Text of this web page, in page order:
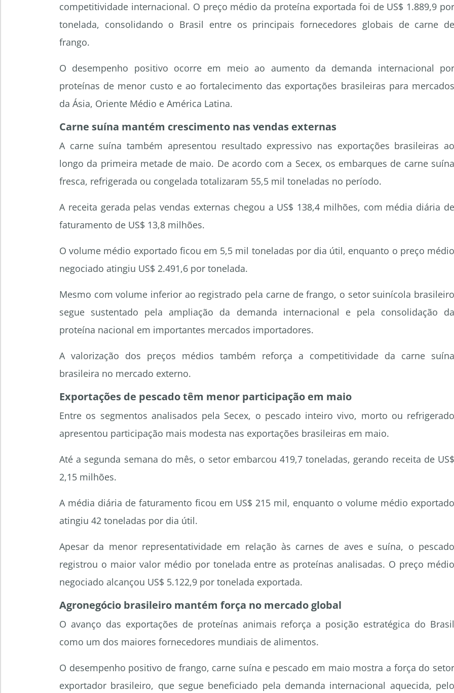
competitividade internacional. O preço médio da proteína exportada foi de US$ 1.889,9 por
tonelada, consolidando o Brasil entre os principais fornecedores globais de carne de
frango.
O desempenho positivo ocorre em meio ao aumento da demanda internacional por
proteínas de menor custo e ao fortalecimento das exportações brasileiras para mercados
da Ásia, Oriente Médio e América Latina.
Carne suína mantém crescimento nas vendas externas
A carne suína também apresentou resultado expressivo nas exportações brasileiras ao
longo da primeira metade de maio. De acordo com a Secex, os embarques de carne suína
fresca, refrigerada ou congelada totalizaram 55,5 mil toneladas no período.
A receita gerada pelas vendas externas chegou a US$ 138,4 milhões, com média diária de
faturamento de US$ 13,8 milhões.
O volume médio exportado ficou em 5,5 mil toneladas por dia útil, enquanto o preço médio
negociado atingiu US$ 2.491,6 por tonelada.
Mesmo com volume inferior ao registrado pela carne de frango, o setor suinícola brasileiro
segue sustentado pela ampliação da demanda internacional e pela consolidação da
proteína nacional em importantes mercados importadores.
A valorização dos preços médios também reforça a competitividade da carne suína
brasileira no mercado externo.
Exportações de pescado têm menor participação em maio
Entre os segmentos analisados pela Secex, o pescado inteiro vivo, morto ou refrigerado
apresentou participação mais modesta nas exportações brasileiras em maio.
Até a segunda semana do mês, o setor embarcou 419,7 toneladas, gerando receita de US$
2,15 milhões.
A média diária de faturamento ficou em US$ 215 mil, enquanto o volume médio exportado
atingiu 42 toneladas por dia útil.
Apesar da menor representatividade em relação às carnes de aves e suína, o pescado
registrou o maior valor médio por tonelada entre as proteínas analisadas. O preço médio
negociado alcançou US$ 5.122,9 por tonelada exportada.
Agronegócio brasileiro mantém força no mercado global
O avanço das exportações de proteínas animais reforça a posição estratégica do Brasil
como um dos maiores fornecedores mundiais de alimentos.
O desempenho positivo de frango, carne suína e pescado em maio mostra a força do setor
exportador brasileiro, que segue beneficiado pela demanda internacional aquecida, pelo